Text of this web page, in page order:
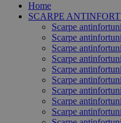
Home
SCARPE
Scarpe
Scarpe
Scarpe
Scarpe
Scarpe
Scarpe
Scarpe
Scarpe
Scarpe